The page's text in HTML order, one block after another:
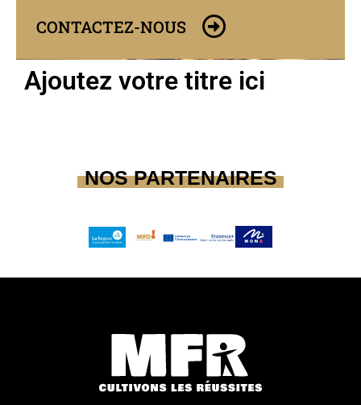
CONTACTEZ-NOUS
Ajoutez votre titre ici
NOS PARTENAIRES